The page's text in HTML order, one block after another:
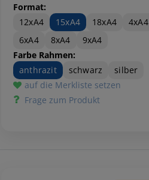
Format:
12xA4
15xA4 18xA4
4xA4
6xA4
8xA4
9xA4
Farbe Rahmen:
anthrazit
schwarz
silber
auf die Merkliste setzen
Frage zum Produkt